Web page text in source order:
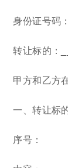
身份证号码：
转让标的：
甲方和乙方
一、转让标
序号：